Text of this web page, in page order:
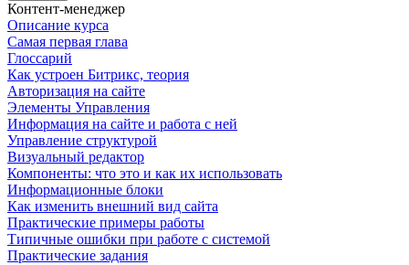
Контент-менеджер
Описание курса
Самая первая глава
Глоссарий
Как устроен Битрикс, теория
Авторизация на сайте
Элементы Управления
Информация на сайте и работа с ней
Управление структурой
Визуальный редактор
Компоненты: что это и как их использовать
Информационные блоки
Как изменить внешний вид сайта
Практические примеры работы
Типичные ошибки при работе с системой
Практические задания